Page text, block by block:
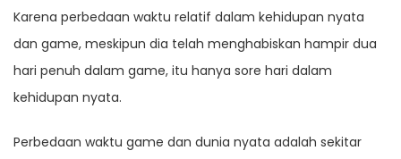
Karena perbedaan waktu relatif dalam kehidupan nyata
dan game, meskipun dia telah menghabiskan hampir dua
hari penuh dalam game, itu hanya sore hari dalam
kehidupan nyata.
Perbedaan waktu game dan dunia nyata adalah sekitar